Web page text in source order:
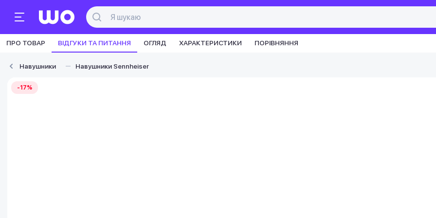
ПРО ТОВАР ВІДГУКИ ТА ПИТАННЯ ОГЛЯД ХАРАКТЕРИСТИКИ ПОРІВНЯННЯ
Навушники Навушники Sennheiser
-17%